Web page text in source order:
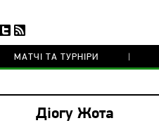
МАТЧІ ТА ТУРНІРИ
Діогу Жота